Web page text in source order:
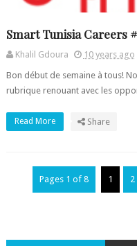
Smart Tunisia Careers
Khalil Gdoura
10 years ago
Bon début de semaine à tous!
rubrique renouant avec les
Read More Share
Pages 1 of 8 1 2